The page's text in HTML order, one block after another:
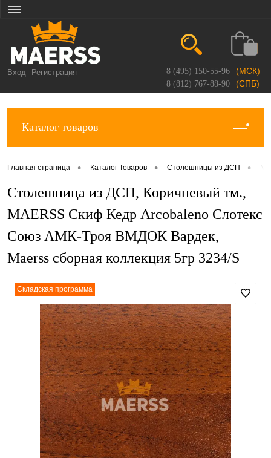
Вход Регистрация 8 (495) 150-55-96 (МСК)
8 (812) 767-88-90 (СПБ)
Каталог товаров
Главная страница • Каталог Товаров • Столешницы из ДСП •
Столешница из ДСП, Коричневый тм.,
MAERSS Скиф Кедр Arcobaleno Слотекс
Союз АМК-Троя ВМДОК Вардек,
Maerss сборная коллекция 5гр 3234/S
Складская программа